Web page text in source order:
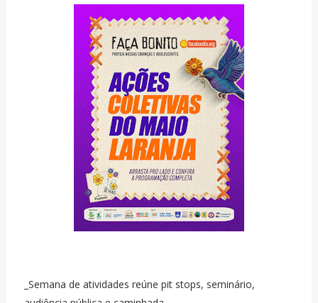
_Semana de atividades reúne pit stops, seminário,